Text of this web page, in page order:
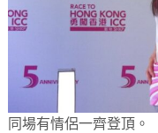
同場有情侶一齊登頂。